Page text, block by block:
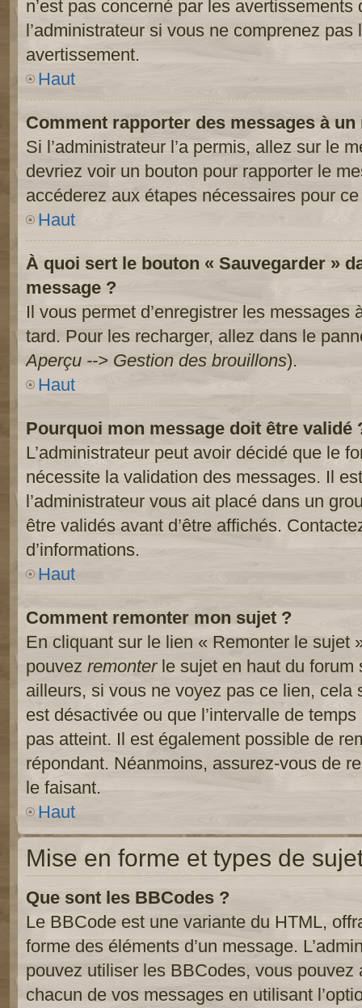
n’est pas concerné par les avertissements
l’administrateur si vous ne comprenez
avertissement.
Haut
Comment rapporter des messages à
Si l’administrateur l’a permis, allez sur le
devriez voir un bouton pour rapporter le
accéderez aux étapes nécessaires pour
Haut
À quoi sert le bouton « Sauvegarder »
message ?
Il vous permet d’enregistrer les messages
tard. Pour les recharger, allez dans le
Aperçu --> Gestion des brouillons).
Haut
Pourquoi mon message doit être validé
L’administrateur peut avoir décidé que le
nécessite la validation des messages. Il
l’administrateur vous ait placé dans un
être validés avant d’être affichés.
d’informations.
Haut
Comment remonter mon sujet ?
En cliquant sur le lien « Remonter le sujet
pouvez remonterle sujet en haut du forum
ailleurs, si vous ne voyez pas ce lien, cela
est désactivée ou que l’intervalle de
pas atteint. Il est également possible de
répondant. Néanmoins, assurez-vous de
le faisant.
Haut
Mise en forme et types de
Que sont les BBCodes ?
Le BBCode est une variante du HTML,
forme des éléments d’un message.
pouvez utiliser les BBCodes, vous
chacun de vos messages en utilisant